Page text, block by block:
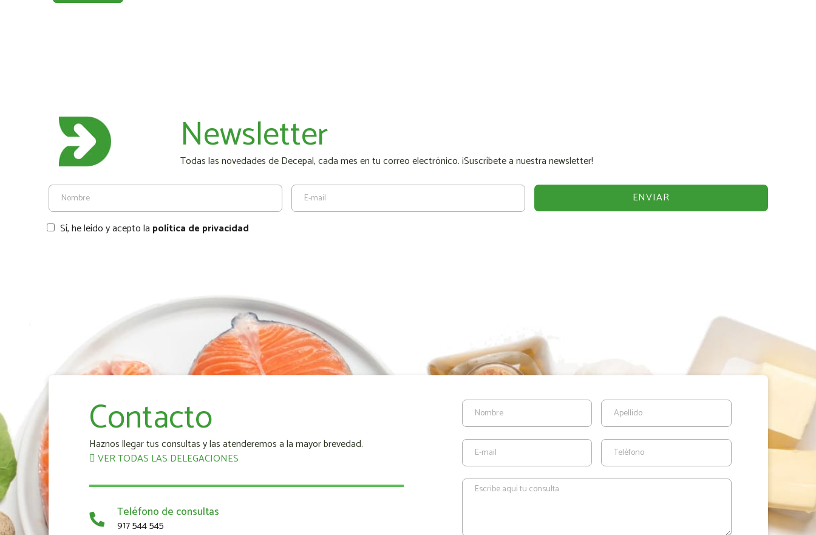
Newsletter
Todas las novedades de Decepal, cada mes en tu correo electrónico. ¡Suscríbete a nuestra newsletter!
Sí, he leído y acepto la política de privacidad
Contacto
Haznos llegar tus consultas y las atenderemos a la mayor brevedad.
VER TODAS LAS DELEGACIONES
Teléfono de consultas
917 544 545